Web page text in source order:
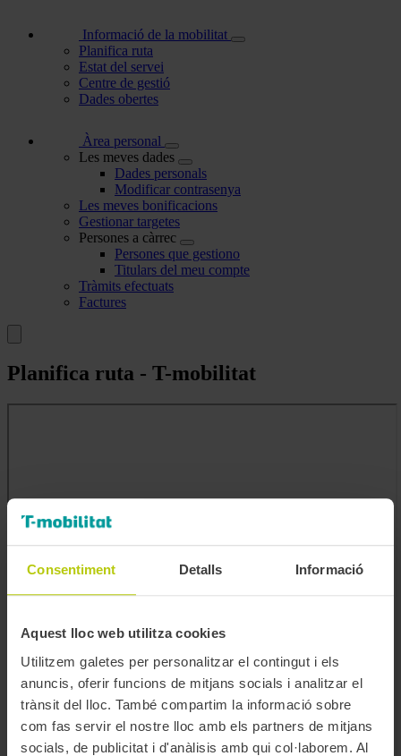
Consentiment Detalls Informació
Aquest lloc web utilitza cookies
Utilitzem galetes per personalitzar el contingut i els
anuncis, oferir funcions de mitjans socials i analitzar el
trànsit del lloc. També compartim la informació sobre
com fas servir el nostre lloc amb els partners de mitjans
socials, de publicitat i d'anàlisis amb qui col·laborem. Al
Informació de la mobilitat
Planifica ruta
Estat del servei
Centre de gestió
Dades obertes
Àrea personal
Les meves dades
Dades personals
Modificar contrasenya
Les meves bonificacions
Gestionar targetes
Persones a càrrec
Persones que gestiono
Titulars del meu compte
Tràmits efectuats
Factures
Planifica ruta - T-mobilitat